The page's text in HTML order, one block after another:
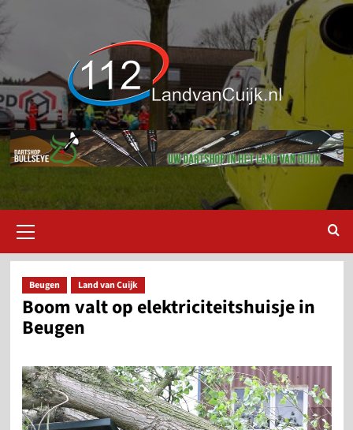
naar
de
menu
Beugen Land van Cuijk
Boom valt op elektriciteitshuisje in
Beugen